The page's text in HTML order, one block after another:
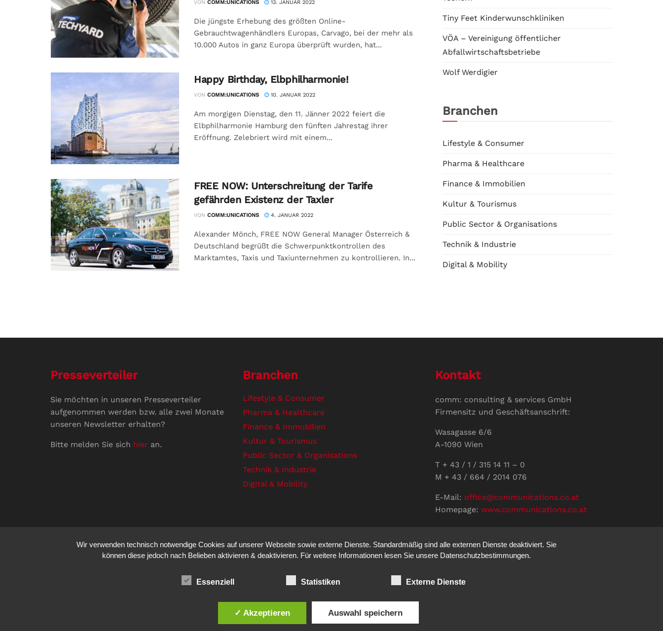
VON COMM:UNICATIONS 13. JANUAR 2022
Die jüngste Erhebung des größten Online-
Gebrauchtwagenhändlers Europas, Carvago, bei der mehr als
10.000 Autos in ganz Europa überprüft wurden, hat...
Happy Birthday, Elbphilharmonie!
VON COMM:UNICATIONS 10. JANUAR 2022
Am morgigen Dienstag, den 11. Jänner 2022 feiert die
Elbphilharmonie Hamburg den fünften Jahrestag ihrer
Eröffnung. Zelebriert wird mit einem...
FREE NOW: Unterschreitung der Tarife
gefährden Existenz der Taxler
VON COMM:UNICATIONS 4. JANUAR 2022
Alexander Mönch, FREE NOW General Manager Österreich &
Deutschland begrüßt die Schwerpunktkontrollen des
Marktamtes, Taxis und Taxiunternehmen zu kontrollieren. In...
Tiny Feet Kinderwunschkliniken
VÖA – Vereinigung öffentlicher
Abfallwirtschaftsbetriebe
Wolf Werdigier
Branchen
Lifestyle & Consumer
Pharma & Healthcare
Finance & Immobilien
Kultur & Tourismus
Public Sector & Organisations
Technik & Industrie
Digital & Mobility
Presseverteiler
Sie möchten in unseren Presseverteiler
aufgenommen werden bzw. alle zwei Monate
unseren Newsletter erhalten?
Bitte melden Sie sich hier an.
Branchen
Lifestyle & Consumer
Pharma & Healthcare
Finance & Immobilien
Kultur & Tourismus
Public Sector & Organisations
Technik & Industrie
Digital & Mobility
Kontakt
comm: consulting & services GmbH
Firmensitz und Geschäftsanschrift:
Wasagasse 6/6
A-1090 Wien
T + 43 / 1 / 315 14 11 – 0
M + 43 / 664 / 2014 076
E-Mail: office@communications.co.at
Homepage: www.communications.co.at
Vertretungsberechtigte Geschäftsführerin:
Sabine Pöhacker MSc.
- Wir bringen Kommunikation auf den Punkt. - Site made bysfe
Wir verwenden technisch notwendige Cookies auf unserer Webseite sowie externe Dienste. Standardmäßig sind alle externen Dienste deaktiviert. Sie
können diese jedoch nach Belieben aktivieren & deaktivieren. Für weitere Informationen lesen Sie unsere Datenschutzbestimmungen.
Essenziell Statistiken Externe Dienste
✓ Akzeptieren Auswahl speichern